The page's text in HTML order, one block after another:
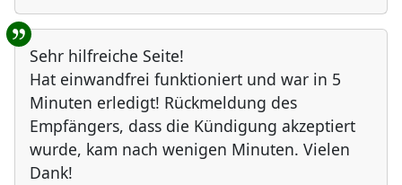
Sehr hilfreiche Seite!
Hat einwandfrei funktioniert und war in 5
Minuten erledigt! Rückmeldung des
Empfängers, dass die Kündigung akzeptiert
wurde, kam nach wenigen Minuten. Vielen
Dank!